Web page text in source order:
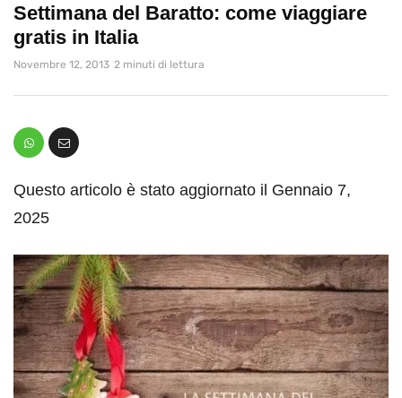
Settimana del Baratto: come viaggiare
gratis in Italia
Novembre 12, 2013 2 minuti di lettura
Questo articolo è stato aggiornato il Gennaio 7,
2025